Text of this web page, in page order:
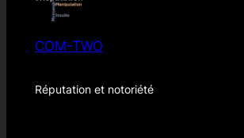
COM-TWO
Réputation et notoriété